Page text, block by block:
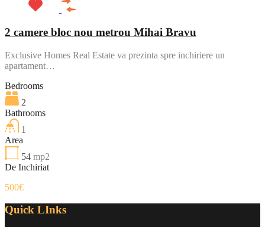
2 camere bloc nou metrou Mihai Bravu
Exclusive Homes Real Estate va prezinta spre inchiriere un
apartament…
Bedrooms
2
Bathrooms
1
Area
54 mp2
De Inchiriat
500€
Quick LInks